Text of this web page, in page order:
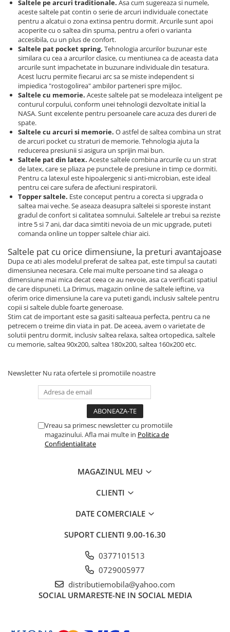
Saltele pe arcuri traditionale. Asa cum sugereaza si numele,
aceste saltele pat contin o serie de arcuri individuale conectate
pentru a alcatui o zona extinsa pentru dormit. Arcurile sunt apoi
acoperite cu o saltea din spuma, pentru a oferi o varianta
accesibila, cu un plus de confort.
Saltele pat pocket spring. Tehnologia arcurilor buzunar este
similara cu cea a arcurilor clasice, cu mentiunea ca de aceasta data
arcurile sunt impachetate in buzunare individuale din tesatura.
Acest lucru permite fiecarui arc sa se miste independent si
impiedica "rostogolirea" ambilor parteneri spre mijloc.
Saltele cu memorie. Aceste saltele pat se modeleaza inteligent pe
conturul corpului, conform unei tehnologii dezvoltate initial la
NASA. Sunt excelente pentru persoanele care acuza des dureri de
spate.
Saltele cu arcuri si memorie. O astfel de saltea combina un strat
de arcuri pocket cu straturi de memorie. Tehnologia ajuta la
reducerea presiunii si asigura un sprijin mai bun.
Saltele pat din latex. Aceste saltele combina arcurile cu un strat
de latex, care se pliaza pe punctele de presiune in timp ce dormiti.
Pentru ca latexul este hipoalergenic si anti-microbian, este ideal
pentru cei care sufera de afectiuni respiratorii.
Topper saltele. Este conceput pentru a corecta si upgrada o
saltea mai veche. Se aseaza deasupra saltelei si sporeste instant
gradul de confort si calitatea somnului. Saltelele ar trebui sa reziste
intre 5 si 7 ani, dar daca simtiti nevoia de un mic upgrade, puteti
comanda online un topper saltele chiar aici.
Saltele pat cu orice dimensiune, la preturi avantajoase
Dupa ce ati ales modelul preferat de saltea pat, este timpul sa cautati
dimensiunea necesara. Cele mai multe persoane tind sa aleaga o
dimensiune mai mica decat ceea ce au nevoie, asa ca verificati spatiul
de care dispuneti. La Drimus, magazin online de saltele ieftine, va
oferim orice dimensiune la care va puteti gandi, inclusiv saltele pentru
copii si saltele duble foarte generoase.
Stim cat de important este sa gasiti salteaua perfecta, pentru ca ne
petrecem o treime din viata in pat. De aceea, avem o varietate de
solutii pentru dormit, inclusiv saltea relaxa, saltea ortopedica, saltele
cu memorie, saltea 90x200, saltea 180x200, saltea 160x200 etc.
Newsletter Nu rata ofertele si promotiile noastre
Vreau sa primesc newsletter cu promotiile
magazinului. Afla mai multe in Politica de
Confidentialitate
MAGAZINUL MEU
CLIENTI
DATE COMERCIALE
SUPORT CLIENTI 9.00-16.30
0377101513
0729005977
distributiemobila@yahoo.com
SOCIAL URMARESTE-NE IN SOCIAL MEDIA